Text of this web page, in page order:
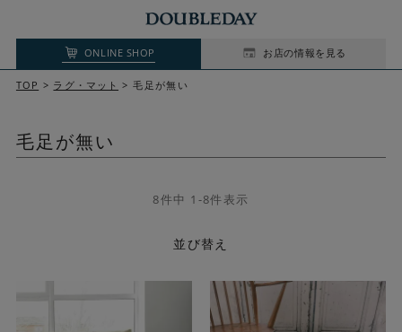
ONLINE SHOP お店の情報を見る
TOP ラグ・マット 毛足が無い
毛足が無い
並び替え
8件中 1 -8件表示